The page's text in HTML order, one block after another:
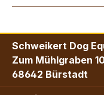
Schweikert Dog
Zum Mühlgraben
68642 Bürstadt